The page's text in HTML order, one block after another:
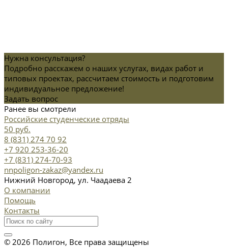
Нужна консультация?
Подробно расскажем о наших услугах, видах работ и
типовых проектах, рассчитаем стоимость и подготовим
индивидуальное предложение!
Задать вопрос
Ранее вы смотрели
Российские студенческие отряды
50 руб.
8 (831) 274 70 92
+7 920 253-36-20
+7 (831) 274-70-93
nnpoligon-zakaz@yandex.ru
Нижний Новгород, ул. Чаадаева 2
О компании
Помощь
Контакты
© 2026 Полигон, Все права защищены